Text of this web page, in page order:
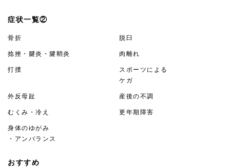
症状一覧②
骨折 脱臼
捻挫・腱炎・腱鞘炎 肉離れ
打撲
スポーツによる
ケガ
外反母趾 産後の不調
むくみ・冷え 更年期障害
身体のゆがみ
・アンバランス
おすすめ